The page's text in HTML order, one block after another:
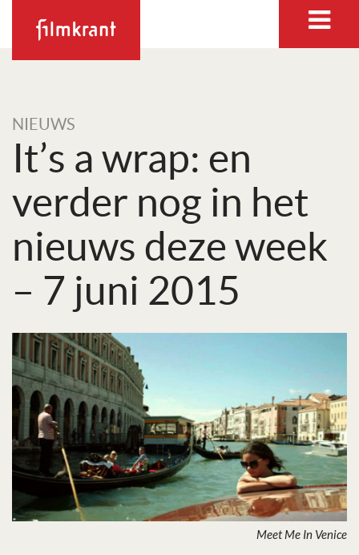
NIEUWS
It’s a wrap: en
verder nog in het
nieuws deze week
– 7 juni 2015
Meet Me In Venice